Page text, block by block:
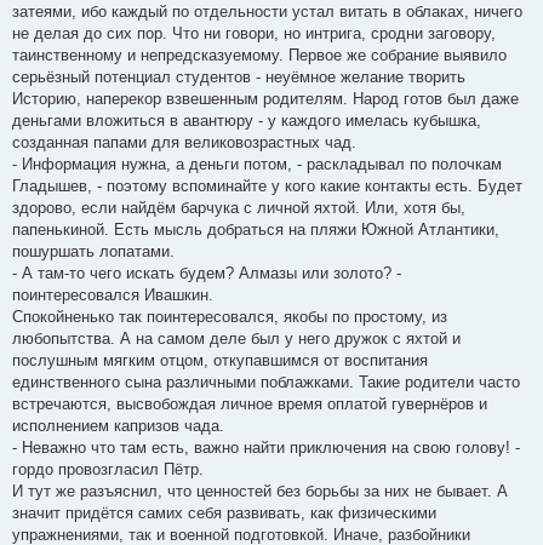
затеями, ибо каждый по отдельности устал витать в облаках, ничего
не делая до сих пор. Что ни говори, но интрига, сродни заговору,
таинственному и непредсказуемому. Первое же собрание выявило
серьёзный потенциал студентов - неуёмное желание творить
Историю, наперекор взвешенным родителям. Народ готов был даже
деньгами вложиться в авантюру - у каждого имелась кубышка,
созданная папами для великовозрастных чад.
- Информация нужна, а деньги потом, - раскладывал по полочкам
Гладышев, - поэтому вспоминайте у кого какие контакты есть. Будет
здорово, если найдём барчука с личной яхтой. Или, хотя бы,
папенькиной. Есть мысль добраться на пляжи Южной Атлантики,
пошуршать лопатами.
- А там-то чего искать будем? Алмазы или золото? -
поинтересовался Ивашкин.
Спокойненько так поинтересовался, якобы по простому, из
любопытства. А на самом деле был у него дружок с яхтой и
послушным мягким отцом, откупавшимся от воспитания
единственного сына различными поблажками. Такие родители часто
встречаются, высвобождая личное время оплатой гувернёров и
исполнением капризов чада.
- Неважно что там есть, важно найти приключения на свою голову! -
гордо провозгласил Пётр.
И тут же разъяснил, что ценностей без борьбы за них не бывает. А
значит придётся самих себя развивать, как физическими
упражнениями, так и военной подготовкой. Иначе, разбойники